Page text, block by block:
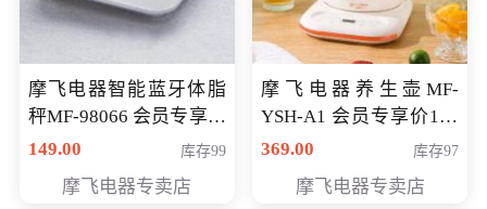
摩飞电器智能蓝牙体脂
秤MF-98066 会员专享价
98元
149.00 库存99
摩飞电器专卖店
摩飞电器养生壶MF-
YSH-A1 会员专享价198
元
369.00 库存97
摩飞电器专卖店